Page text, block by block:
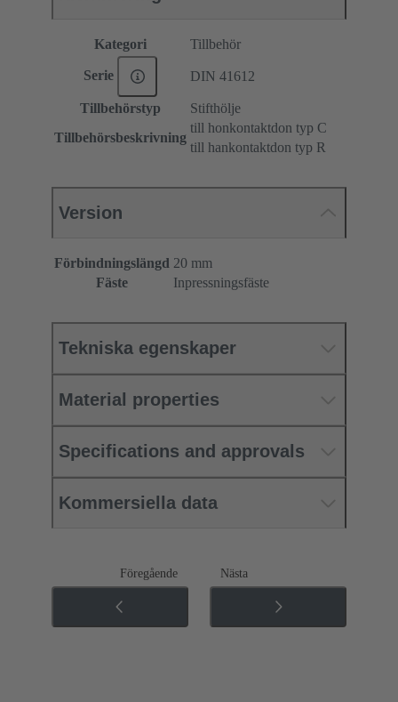
Kategori Tillbehör
Serie DIN 41612
Tillbehörstyp
Stifthölje
Tillbehörsbeskrivning
till honkontaktdon typ C
till hankontaktdon typ R
Version
Förbindningslängd 20 mm
Fäste
Inpressningsfäste
Tekniska egenskaper
Material properties
Specifications and approvals
Kommersiella data
Föregående Nästa